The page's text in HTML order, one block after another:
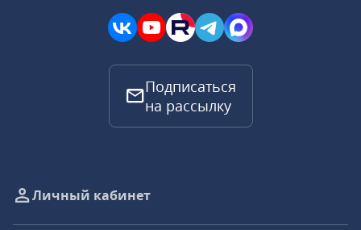
Подписаться
на рассылку
Личный кабинет